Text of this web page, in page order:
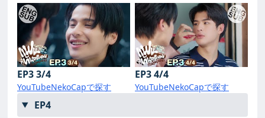
EP3 3/4
YouTubeNekoCapで探す
EP3 4/4
YouTubeNekoCapで探す
EP4